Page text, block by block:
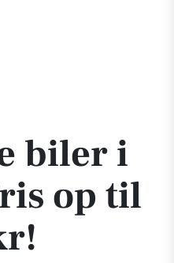
til 769.900 kr!
biler i
op til